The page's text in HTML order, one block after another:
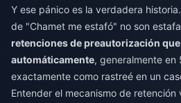
Y ese pánico es la verdadera
de "Chamet me estafó" no son
retenciones de preautorización
automáticamente, generalmente en
exactamente como rastreé en un
Entender el mecanismo de